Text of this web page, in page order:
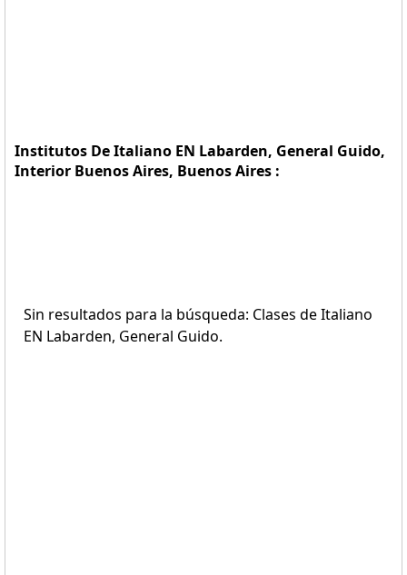
Institutos De Italiano EN Labarden, General Guido,
Interior Buenos Aires, Buenos Aires :
Sin resultados para la búsqueda: Clases de Italiano
EN Labarden, General Guido.